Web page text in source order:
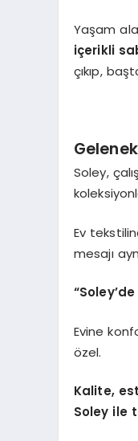
Yaşam
içerikli
çıkıp,
Soley,
Ev
mesajı
Evine
özel.
Kalite,
Soley ile